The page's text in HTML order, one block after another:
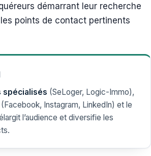
démarrant leur recherche
points de contact pertinents
spécialisés (SeLoger, Logic-Immo),
(Facebook, Instagram, LinkedIn) et le
l’audience et diversifie les